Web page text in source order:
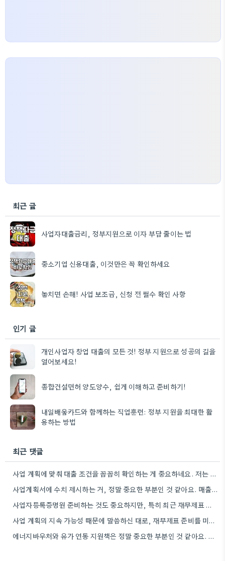
최근 글
사업자대출금리, 정부지원으로 이자 부담 줄이는 법
중소기업 신용대출, 이것만은 꼭 확인하세요
놓치면 손해! 사업 보조금, 신청 전 필수 확인 사항
인기 글
개인사업자 창업 대출의 모든 것! 정부 지원으로 성공의 길을
열어보세요!
종합건설면허 양도양수, 쉽게 이해하고 준비하기!
내일배움카드와 함께하는 직업훈련: 정부 지원을 최대한 활
용하는 방법
최근 댓글
사업 계획에 맞춰 대출 조건을 꼼꼼히 확인하는 게 중요하네요. 저는 사업 확장 시 금리 변화를…
사업계획서에 수치 제시하는 거, 정말 중요한 부분인 것 같아요. 매출 성장률이나 고용 목표를 구체적으로 적으면…
사업자등록증명원 준비하는 것도 중요하지만, 특히 최근 재무제표 유효기간 꼭 확인해야 해요. 제가 최근 사업 계획서…
사업 계획의 지속 가능성 때문에 말씀하신 대로, 재무제표 준비를 미리 해두는 게 정말 중요하네요. 특히…
에너지바우처와 유가 연동 지원책은 정말 중요한 부분인 것 같아요. 특히 농어민분들이 에너지 가격 변동에 덜…